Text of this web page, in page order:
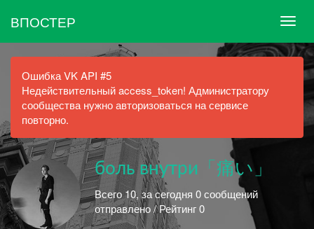
ВПОСТЕР
Ошибка VK API #5
Недействительный access_token! Администратору
сообщества нужно авторизоваться на сервисе
повторно.
боль внутри「痛い」
Всего 10, за сегодня 0 сообщений
отправлено / Рейтинг 0